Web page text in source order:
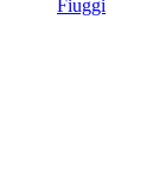
Fiuggi